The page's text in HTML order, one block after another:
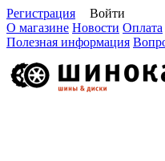
Регистрация
Войти
О магазине Новости Оплата
Полезная информация